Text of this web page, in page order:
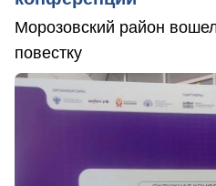
Морозовский район
повестку